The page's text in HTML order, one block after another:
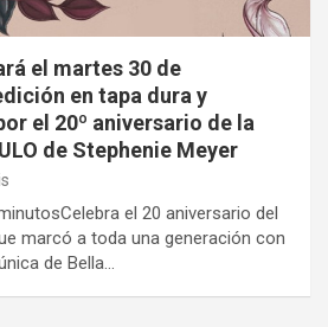
el martes 30 de
en tapa dura y
el 20º aniversario de la
de Stephenie Meyer
el 20 aniversario del
marcó a toda una generación con
de Bella…